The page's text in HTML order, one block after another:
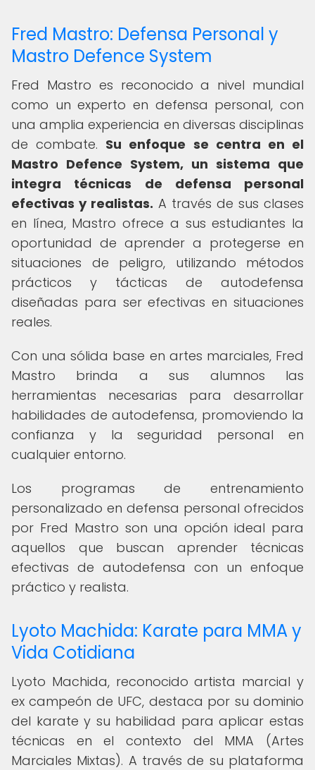
Fred Mastro: Defensa Personal y
Mastro Defence System
Fred Mastro es reconocido a nivel mundial
como un experto en defensa personal, con
una amplia experiencia en diversas disciplinas
de combate. Su enfoque se centra en el
Mastro Defence System, un sistema que
integra técnicas de defensa personal
efectivas y realistas. A través de sus clases
en línea, Mastro ofrece a sus estudiantes la
oportunidad de aprender a protegerse en
situaciones de peligro, utilizando métodos
prácticos y tácticas de autodefensa
diseñadas para ser efectivas en situaciones
reales.
Con una sólida base en artes marciales, Fred
Mastro brinda a sus alumnos las
herramientas necesarias para desarrollar
habilidades de autodefensa, promoviendo la
confianza y la seguridad personal en
cualquier entorno.
Los programas de entrenamiento
personalizado en defensa personal ofrecidos
por Fred Mastro son una opción ideal para
aquellos que buscan aprender técnicas
efectivas de autodefensa con un enfoque
práctico y realista.
Lyoto Machida: Karate para MMA y
Vida Cotidiana
Lyoto Machida, reconocido artista marcial y
ex campeón de UFC, destaca por su dominio
del karate y su habilidad para aplicar estas
técnicas en el contexto del MMA (Artes
Marciales Mixtas). A través de su plataforma